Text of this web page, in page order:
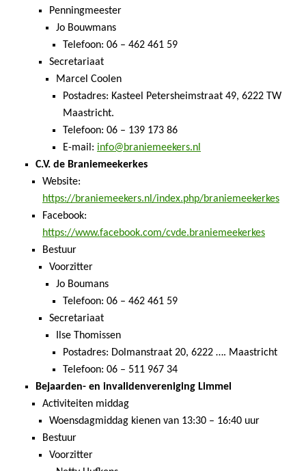
Penningmeester
Jo Bouwmans
Telefoon: 06 – 462 461 59
Secretariaat
Marcel Coolen
Postadres: Kasteel Petersheimstraat 49, 6222 TW
Maastricht.
Telefoon: 06 – 139 173 86
E-mail: info@braniemeekers.nl
C.V. de Braniemeekerkes
Website:
https://braniemeekers.nl/index.php/braniemeekerkes
Facebook:
https://www.facebook.com/cvde.braniemeekerkes
Bestuur
Voorzitter
Jo Boumans
Telefoon: 06 – 462 461 59
Secretariaat
Ilse Thomissen
Postadres: Dolmanstraat 20, 6222 …. Maastricht
Telefoon: 06 – 511 967 34
Bejaarden- en invalidenvereniging Limmel
Activiteiten middag
Woensdagmiddag kienen van 13:30 – 16:40 uur
Bestuur
Voorzitter